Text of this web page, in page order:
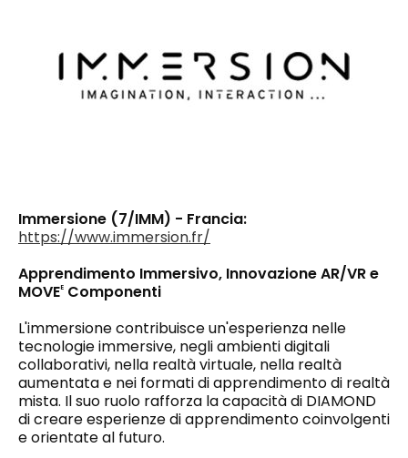
Immersione (7/IMM) - Francia:
https://www.immersion.fr/
Apprendimento Immersivo, Innovazione AR/VR e
MOVEE Componenti
L'immersione contribuisce un'esperienza nelle
tecnologie immersive, negli ambienti digitali
collaborativi, nella realtà virtuale, nella realtà
aumentata e nei formati di apprendimento di realtà
mista. Il suo ruolo rafforza la capacità di DIAMOND
di creare esperienze di apprendimento coinvolgenti
e orientate al futuro.